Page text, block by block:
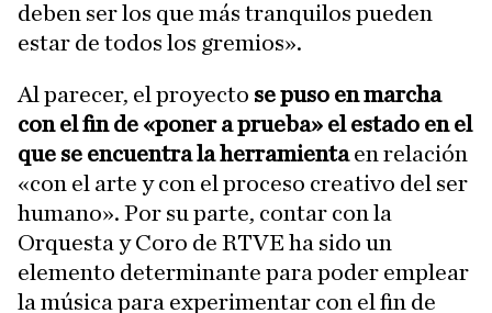
deben ser los que más tranquilos pueden
estar de todos los gremios».
Al parecer, el proyecto se puso en marcha
con el fin de «poner a prueba» el estado en el
que se encuentra la herramientaen relación
«con el arte y con el proceso creativo del ser
humano». Por su parte, contar con la
Orquesta y Coro de RTVE ha sido un
elemento determinante para poder emplear
la música para experimentar con el fin de